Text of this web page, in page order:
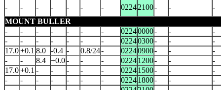
- - - - - - - 02242100- -
-
MOUNT BULLER
-
- - - - - - 02240000- -
-
-
- - - - - - 02240300- -
-
17.0+0.1 8.0 -0.4 - 0.8/24- 02240900- -
-
-
- 8.4 +0.0- - - 02241200- -
-
17.0+0.1 - - - - - 02241500- -
-
-
- - - - - - 02241800- -
-